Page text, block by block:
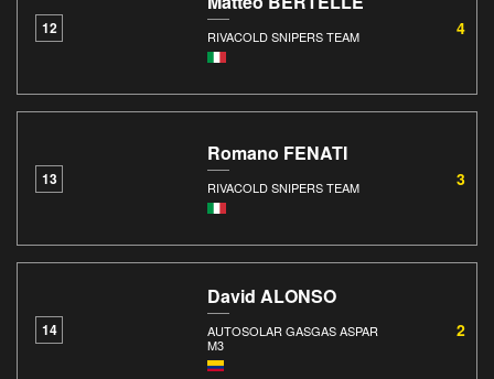
12 RIVACOLD SNIPERS TEAM 4
13
Romano FENATI
RIVACOLD SNIPERS TEAM 3
14
David ALONSO
AUTOSOLAR GASGAS ASPAR
M3
2